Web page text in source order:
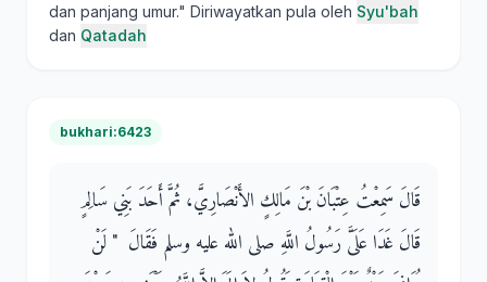
dan panjang umur." Diriwayatkan pula oleh Syu'bah
dan Qatadah
bukhari:6423
قَالَ سَمِعْتُ عِتْبَانَ بْنَ مَالِكٍ الأَنْصَارِيَّ، ثُمَّ أَحَدَ بَنِي سَالِمٍ
قَالَ غَدَا عَلَىَّ رَسُولُ اللَّهِ صلى الله عليه وسلم فَقَالَ ‏ "‏ لَنْ